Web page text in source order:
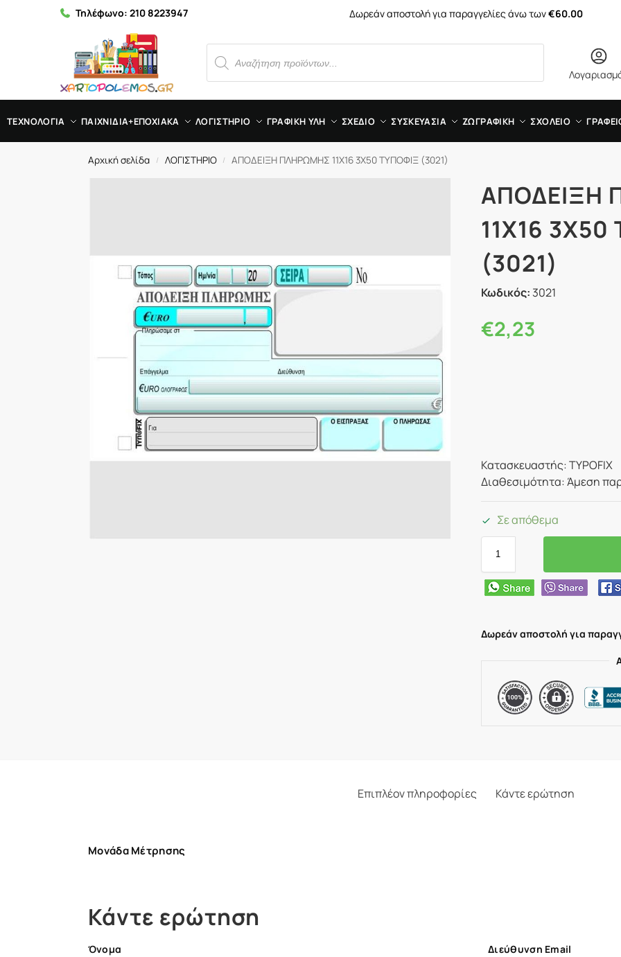
Τηλέφωνο: 210 8223947 Δωρεάν αποστολή για παραγγελίες άνω των€60.00
ΤΕΧΝΟΛΟΓΙΑ ΠΑΙΧΝΙΔΙΑ+ΕΠΟΧΙΑΚΑ ΛΟΓΙΣΤΗΡΙΟ ΓΡΑΦΙΚΗ ΥΛΗ ΣΧΕΔΙΟ ΣΥΣΚΕΥΑΣΙΑ ΖΩΓΡΑΦΙΚΗ ΣΧΟΛΕΙΟ
Αρχική σελίδα / ΛΟΓΙΣΤΗΡΙΟ / ΑΠΟΔΕΙΞΗ ΠΛΗΡΩΜΗΣ 11Χ16 3Χ50 ΤΥΠΟΦΙΞ (3021)
ΑΠΟΔΕΙΞΗ
11Χ16
(3021)
Κωδικός: 3021
€2,23
Κατασκευαστής: TYPOFIX
Διαθεσιμότητα: Άμεση
Σε απόθεμα
Δωρεάν αποστολή για
Επιπλέον πληροφορίες Κάντε ερώτηση
Μονάδα Μέτρησης
Κάντε ερώτηση
Όνομα Διεύθυνση Email